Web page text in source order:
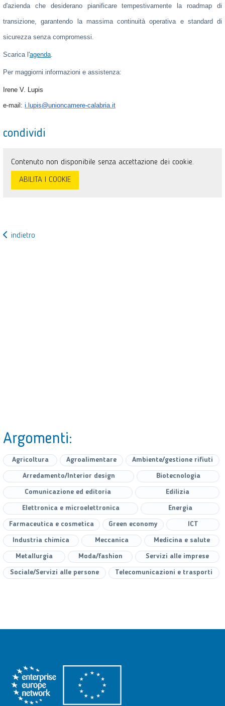
d'azienda che desiderano pianificare tempestivamente la roadmap di
transizione, garantendo la massima continuità operativa e standard di
sicurezza senza compromessi.
Scarica l'agenda.
Per maggiorni informazioni e assistenza:
Irene V. Lupis
e-mail: i.lupis@unioncamere-calabria.it
condividi
Contenuto non disponibile senza accettazione dei cookie.
ABILITA I COOKIE
indietro
Argomenti:
Agricoltura Agroalimentare Ambiente/gestione rifiuti
Arredamento/Interior design Biotecnologia
Comunicazione ed editoria Edilizia
Elettronica e microelettronica Energia
Farmaceutica e cosmetica Green economy ICT
Industria chimica Meccanica Medicina e salute
Metallurgia Moda/fashion Servizi alle imprese
Sociale/Servizi alle persone Telecomunicazioni e trasporti